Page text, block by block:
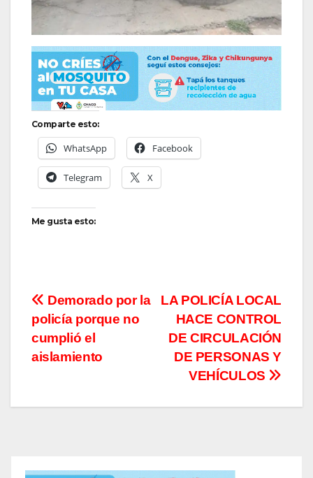
Comparte esto:
WhatsApp Facebook
Telegram X
Me gusta esto:
Navegación
de
entradas
LA POLICÍA LOCAL
HACE CONTROL
DE CIRCULACIÓN
DE PERSONAS Y
VEHÍCULOS
Demorado por la
policía porque no
cumplió el
aislamiento